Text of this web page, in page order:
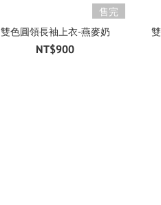
售完
雙色圓領長袖上衣-燕麥奶
NT$900